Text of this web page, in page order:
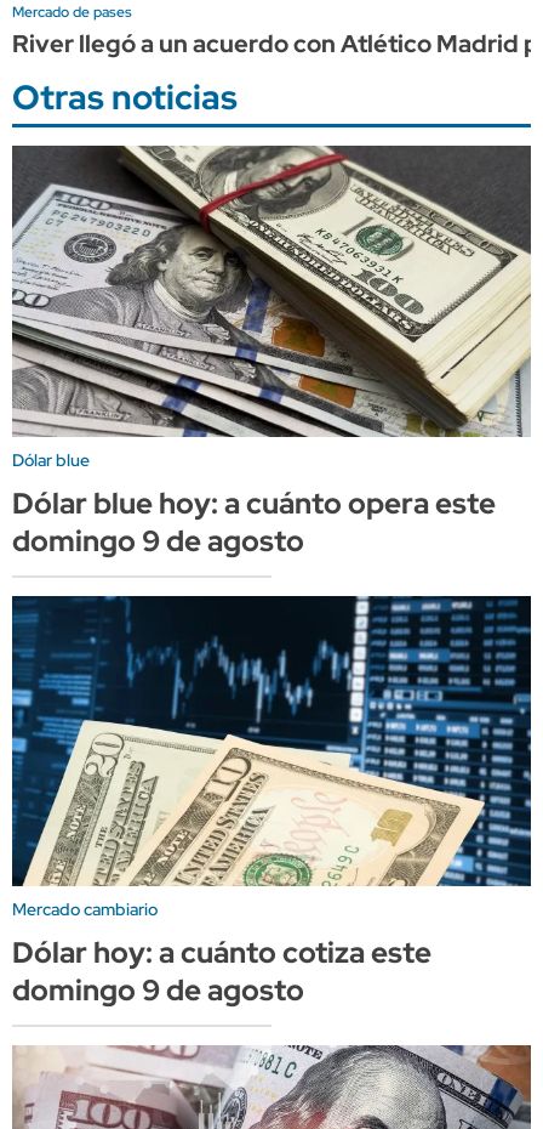
Mercado de pases
River llegó a un acuerdo con Atlético Madrid
Otras noticias
Dólar blue
Dólar blue hoy: a cuánto opera este
domingo 9 de agosto
Mercado cambiario
Dólar hoy: a cuánto cotiza este
domingo 9 de agosto